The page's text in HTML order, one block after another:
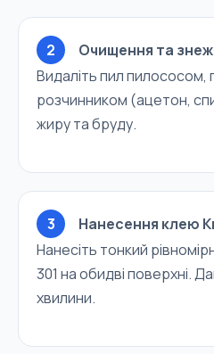
2
Очищення та
Видаліть пил пилососом,
розчинником (ацетон,
жиру та бруду.
3
Нанесення клею
Нанесіть тонкий
301 на обидві поверхні.
хвилини.